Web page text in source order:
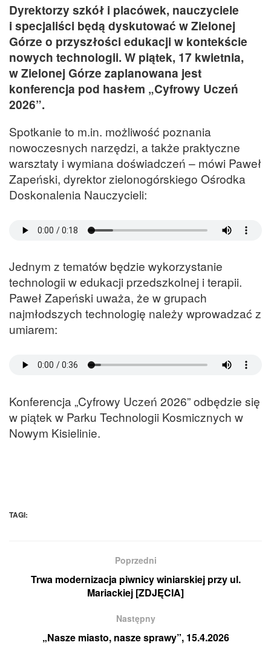
Dyrektorzy szkół i placówek, nauczyciele
i specjaliści będą dyskutować w Zielonej
Górze o przyszłości edukacji w kontekście
nowych technologii. W piątek, 17 kwietnia,
w Zielonej Górze zaplanowana jest
konferencja pod hasłem „Cyfrowy Uczeń
2026”.
Spotkanie to m.in. możliwość poznania
nowoczesnych narzędzi, a także praktyczne
warsztaty i wymiana doświadczeń – mówi Paweł
Zapeński, dyrektor zielonogórskiego Ośrodka
Doskonalenia Nauczycieli:
Jednym z tematów będzie wykorzystanie
technologii w edukacji przedszkolnej i terapii.
Paweł Zapeński uważa, że w grupach
najmłodszych technologię należy wprowadzać z
umiarem:
Konferencja „Cyfrowy Uczeń 2026” odbędzie się
w piątek w Parku Technologii Kosmicznych w
Nowym Kisielinie.
TAGI:
Poprzedni
Trwa modernizacja piwnicy winiarskiej przy ul.
Mariackiej [ZDJĘCIA]
Następny
„Nasze miasto, nasze sprawy”, 15.4.2026